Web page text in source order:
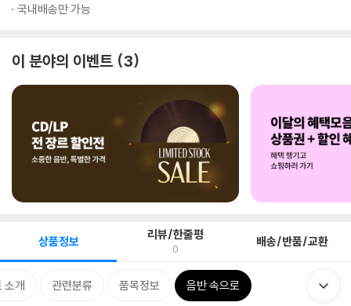
국내배송만 가능
이 분야의 이벤트 3
상품정보 리뷰/한줄평
0 배송/반품/교환
소개 관련분류 품목정보 음반 속으로